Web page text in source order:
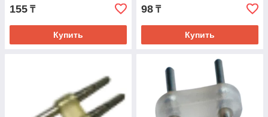
155 ₸
Купить
98 ₸
Купить